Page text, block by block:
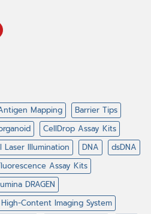
Mapping
Barrier Tips
CellDrop Assay Kits
Laser Illumination DNA
dsDNA
Assay Kits
DRAGEN
Content Imaging System